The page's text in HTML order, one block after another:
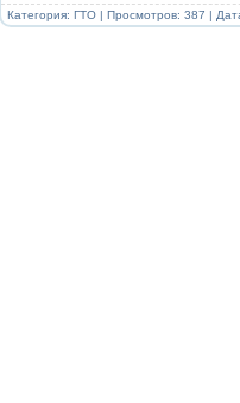
Категория: ГТО| Просмотров: 387 |